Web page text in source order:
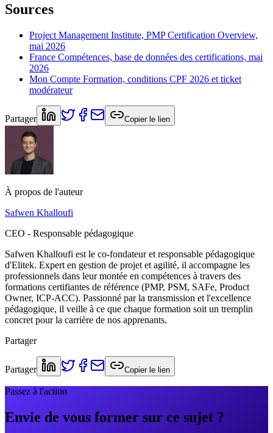
Sources
Project Management Institute, PMP Certification Overview,
mai 2026
France Compétences, base de données des certifications, mai
2026
Mon Compte Formation, conditions CPF 2026 et ticket
modérateur
Partager Copier le lien
À propos de l'auteur
Safwen Khalloufi
CEO - Responsable pédagogique
Safwen Khalloufi est le co-fondateur et responsable pédagogique
d'Elitek. Expert en gestion de projet et agilité, il accompagne les
professionnels dans leur montée en compétences à travers des
formations certifiantes de référence (PMP, PSM, SAFe, Product
Owner, ICP-ACC). Passionné par la transmission et l'excellence
pédagogique, il veille à ce que chaque formation soit un tremplin
concret pour la carrière de nos apprenants.
Partager
Partager Copier le lien
Passez à l'action
Envie de vous former sur ce sujet ?